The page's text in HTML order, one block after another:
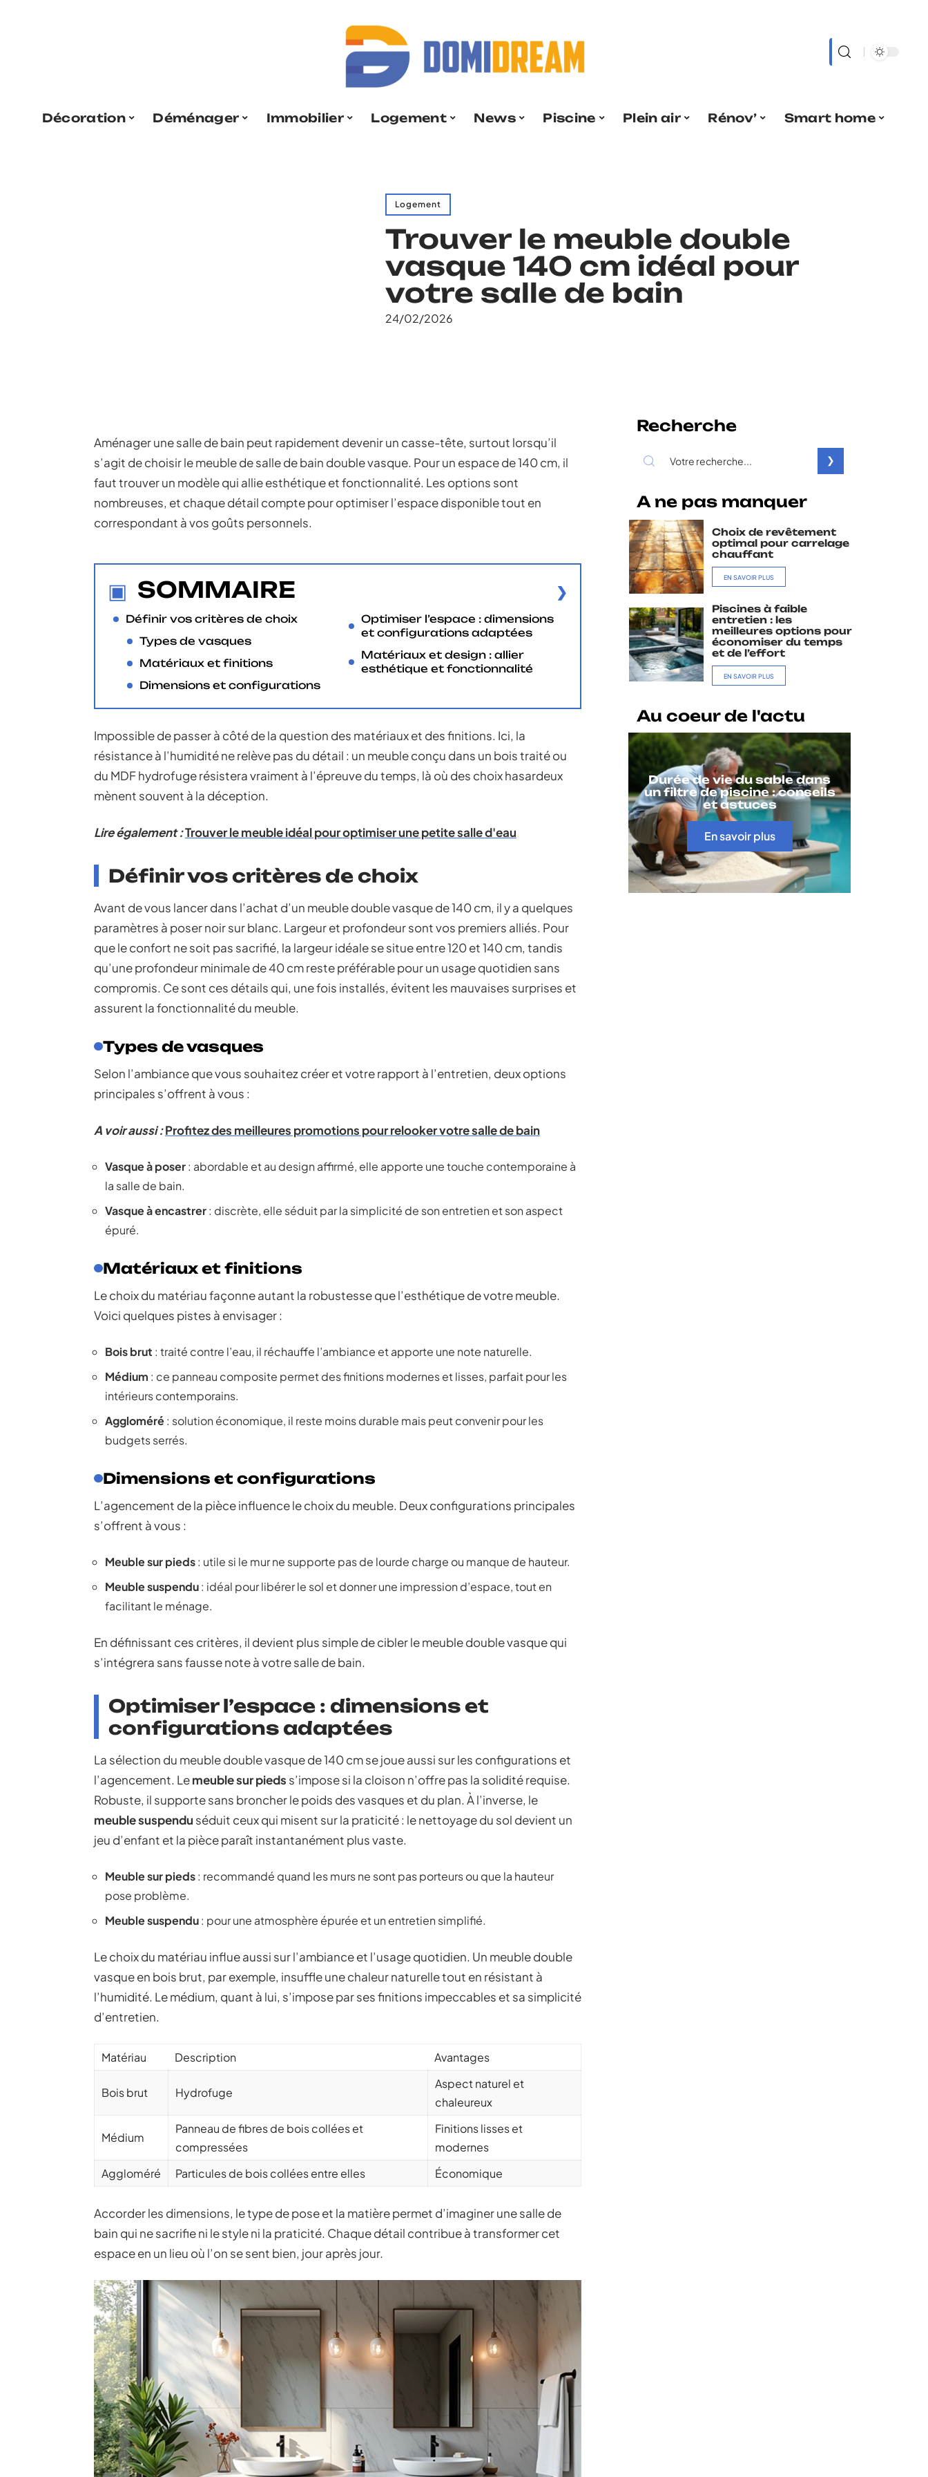
Décoration Déménager Immobilier Logement News Piscine Plein air Rénov’ Smart home
Logement
Trouver le meuble double
vasque 140 cm idéal pour
votre salle de bain
24/02/2026
Aménager une salle de bain peut rapidement devenir un casse-tête, surtout lorsqu’il
s’agit de choisir le meuble de salle de bain double vasque. Pour un espace de 140 cm, il
faut trouver un modèle qui allie esthétique et fonctionnalité. Les options sont
nombreuses, et chaque détail compte pour optimiser l’espace disponible tout en
correspondant à vos goûts personnels.
SOMMAIRE
Définir vos critères de choix
Types de vasques
Matériaux et finitions
Dimensions et configurations
Optimiser l’espace : dimensions
et configurations adaptées
Matériaux et design : allier
esthétique et fonctionnalité
Impossible de passer à côté de la question des matériaux et des finitions. Ici, la
résistance à l’humidité ne relève pas du détail : un meuble conçu dans un bois traité ou
du MDF hydrofuge résistera vraiment à l’épreuve du temps, là où des choix hasardeux
mènent souvent à la déception.
Lire également :Trouver le meuble idéal pour optimiser une petite salle d'eau
Définir vos critères de choix
Avant de vous lancer dans l’achat d’un meuble double vasque de 140 cm, il y a quelques
paramètres à poser noir sur blanc. Largeur et profondeur sont vos premiers alliés. Pour
que le confort ne soit pas sacrifié, la largeur idéale se situe entre 120 et 140 cm, tandis
qu’une profondeur minimale de 40 cm reste préférable pour un usage quotidien sans
compromis. Ce sont ces détails qui, une fois installés, évitent les mauvaises surprises et
assurent la fonctionnalité du meuble.
Types de vasques
Selon l’ambiance que vous souhaitez créer et votre rapport à l’entretien, deux options
principales s’offrent à vous :
A voir aussi :Profitez des meilleures promotions pour relooker votre salle de bain
Vasque à poser: abordable et au design affirmé, elle apporte une touche contemporaine à
la salle de bain.
Vasque à encastrer: discrète, elle séduit par la simplicité de son entretien et son aspect
épuré.
Matériaux et finitions
Le choix du matériau façonne autant la robustesse que l’esthétique de votre meuble.
Voici quelques pistes à envisager :
Bois brut : traité contre l’eau, il réchauffe l’ambiance et apporte une note naturelle.
Médium : ce panneau composite permet des finitions modernes et lisses, parfait pour les
intérieurs contemporains.
Aggloméré: solution économique, il reste moins durable mais peut convenir pour les
budgets serrés.
Dimensions et configurations
L’agencement de la pièce influence le choix du meuble. Deux configurations principales
s’offrent à vous :
Meuble sur pieds: utile si le mur ne supporte pas de lourde charge ou manque de hauteur.
Meuble suspendu: idéal pour libérer le sol et donner une impression d’espace, tout en
facilitant le ménage.
En définissant ces critères, il devient plus simple de cibler le meuble double vasque qui
s’intégrera sans fausse note à votre salle de bain.
Optimiser l’espace : dimensions et
configurations adaptées
La sélection du meuble double vasque de 140 cm se joue aussi sur les configurations et
l’agencement. Lemeuble sur pieds s’impose si la cloison n’offre pas la solidité requise.
Robuste, il supporte sans broncher le poids des vasques et du plan. À l’inverse, le
meuble suspendu séduit ceux qui misent sur la praticité : le nettoyage du sol devient un
jeu d’enfant et la pièce paraît instantanément plus vaste.
Meuble sur pieds: recommandé quand les murs ne sont pas porteurs ou que la hauteur
pose problème.
Meuble suspendu: pour une atmosphère épurée et un entretien simplifié.
Le choix du matériau influe aussi sur l’ambiance et l’usage quotidien. Un meuble double
vasque en bois brut, par exemple, insuffle une chaleur naturelle tout en résistant à
l’humidité. Le médium, quant à lui, s’impose par ses finitions impeccables et sa simplicité
d’entretien.
Matériau Description Avantages
Bois brut Hydrofuge
Aspect naturel et
chaleureux
Médium
Panneau de fibres de bois collées et
compressées
Finitions lisses et
modernes
Aggloméré
Particules de bois collées entre elles Économique
Accorder les dimensions, le type de pose et la matière permet d’imaginer une salle de
bain qui ne sacrifie ni le style ni la praticité. Chaque détail contribue à transformer cet
espace en un lieu où l’on se sent bien, jour après jour.
Recherche
A ne pas manquer
Choix de revêtement
optimal pour carrelage
chauffant
EN SAVOIR PLUS
Piscines à faible
entretien : les
meilleures options pour
économiser du temps
et de l’effort
EN SAVOIR PLUS
Au coeur de l'actu
Durée de vie du sable dans
un filtre de piscine : conseils
et astuces
En savoir plus